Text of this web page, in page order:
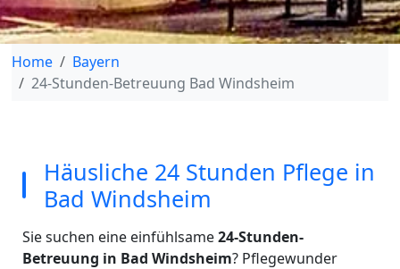
Home
Bayern
24-Stunden-Betreuung Bad Windsheim
Häusliche 24 Stunden Pflege in
Bad Windsheim
Sie suchen eine einfühlsame24-Stunden-
Betreuung in Bad Windsheim? Pflegewunder